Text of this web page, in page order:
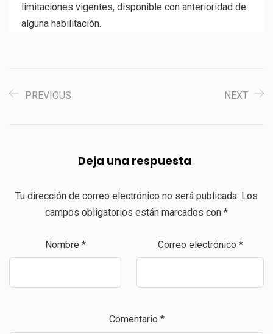
limitaciones vigentes, disponible con anterioridad de
alguna habilitación.
PREVIOUS NEXT
Deja una respuesta
Tu dirección de correo electrónico no será publicada. Los
campos obligatorios están marcados con *
Nombre * Correo electrónico *
Comentario *